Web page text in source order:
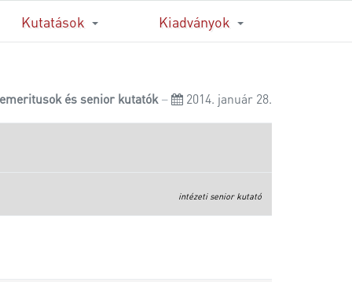
Kutatások Kiadványok
és senior kutatók 2014. január 28.
intézeti senior kutató